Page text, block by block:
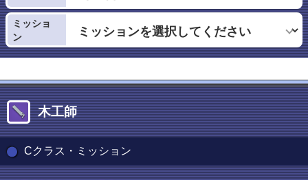
ミッショ
ン
木工師
Cクラス・ミッション